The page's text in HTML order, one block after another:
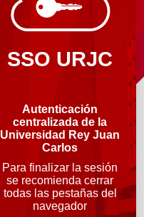
SSO URJC
Autenticación
centralizada de la
Universidad Rey Juan
Carlos
Para finalizar la sesión
se recomienda cerrar
todas las pestañas del
navegador